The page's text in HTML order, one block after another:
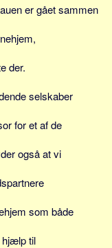
er gået sammen
der.
selskaber
for et af de
også at vi
som både
hjælp til